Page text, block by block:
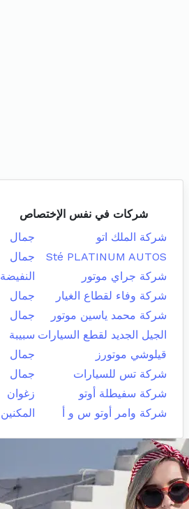
شركات في نفس الإختصاص
شركة الملك اتو
جمال
Sté PLATINUM AUTOS
جمال
شركة جراي موتور
النفيضة
شركة وفاء لقطاع الغيار
جمال
شركة محمد ياسين موتور
جمال
الجيل الجديد لقطع السيارات سبيبة
قيلوشي موتورز
جمال
شركة تس للسيارات
جمال
شركة سفيطلة أوتو
زغوان
شركة وامر أوتو س و أ
المكنين